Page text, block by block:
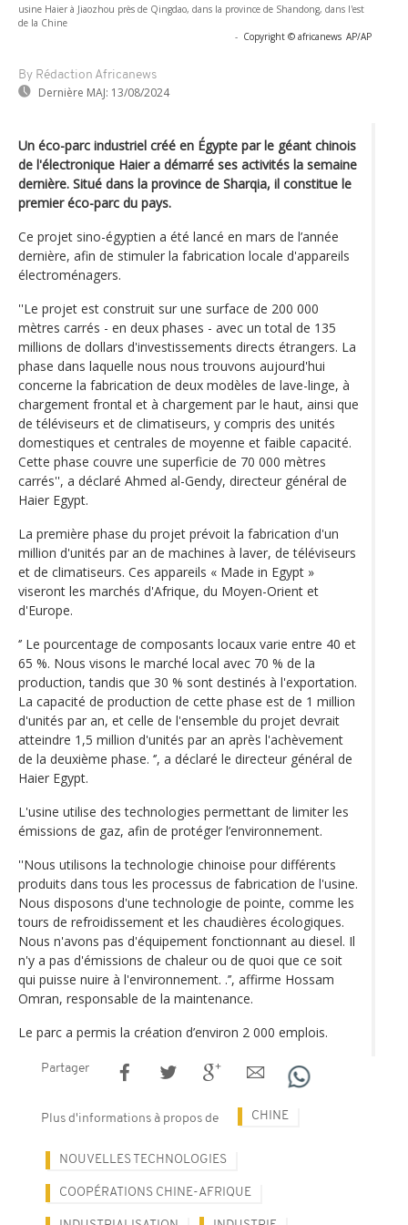
usine Haier à Jiaozhou près de Qingdao, dans la province de Shandong, dans l'est
de la Chine
- Copyright © africanews AP/AP
By Rédaction Africanews
Dernière MAJ: 13/08/2024
Un éco-parc industriel créé en Égypte par le géant chinois
de l'électronique Haier a démarré ses activités la semaine
dernière. Situé dans la province de Sharqia, il constitue le
premier éco-parc du pays.
Ce projet sino-égyptien a été lancé en mars de l’année
dernière, afin de stimuler la fabrication locale d'appareils
électroménagers.
''Le projet est construit sur une surface de 200 000
mètres carrés - en deux phases - avec un total de 135
millions de dollars d'investissements directs étrangers. La
phase dans laquelle nous nous trouvons aujourd'hui
concerne la fabrication de deux modèles de lave-linge, à
chargement frontal et à chargement par le haut, ainsi que
de téléviseurs et de climatiseurs, y compris des unités
domestiques et centrales de moyenne et faible capacité.
Cette phase couvre une superficie de 70 000 mètres
carrés'', a déclaré Ahmed al-Gendy, directeur général de
Haier Egypt.
La première phase du projet prévoit la fabrication d'un
million d'unités par an de machines à laver, de téléviseurs
et de climatiseurs. Ces appareils « Made in Egypt »
viseront les marchés d'Afrique, du Moyen-Orient et
d'Europe.
‘’ Le pourcentage de composants locaux varie entre 40 et
65 %. Nous visons le marché local avec 70 % de la
production, tandis que 30 % sont destinés à l'exportation.
La capacité de production de cette phase est de 1 million
d'unités par an, et celle de l'ensemble du projet devrait
atteindre 1,5 million d'unités par an après l'achèvement
de la deuxième phase. ‘’, a déclaré le directeur général de
Haier Egypt.
L'usine utilise des technologies permettant de limiter les
émissions de gaz, afin de protéger l’environnement.
''Nous utilisons la technologie chinoise pour différents
produits dans tous les processus de fabrication de l'usine.
Nous disposons d'une technologie de pointe, comme les
tours de refroidissement et les chaudières écologiques.
Nous n'avons pas d'équipement fonctionnant au diesel. Il
n'y a pas d'émissions de chaleur ou de quoi que ce soit
qui puisse nuire à l'environnement. .’’, affirme Hossam
Omran, responsable de la maintenance.
Le parc a permis la création d’environ 2 000 emplois.
Partager
Plus d'informations à propos de CHINE
NOUVELLES TECHNOLOGIES
COOPÉRATIONS CHINE-AFRIQUE